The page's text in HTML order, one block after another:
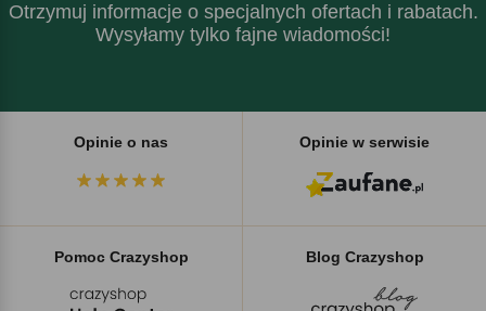
Otrzymuj informacje o specjalnych ofertach i rabatach.
Wysyłamy tylko fajne wiadomości!
Opinie o nas Opinie w serwisie
Pomoc Crazyshop Blog Crazyshop